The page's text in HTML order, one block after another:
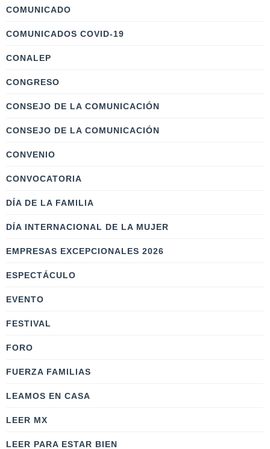
COMUNICADO
COMUNICADOS COVID-19
CONALEP
CONGRESO
CONSEJO DE LA COMUNICACIÓN
CONSEJO DE LA COMUNICACIÓN
CONVENIO
CONVOCATORIA
DÍA DE LA FAMILIA
DÍA INTERNACIONAL DE LA MUJER
EMPRESAS EXCEPCIONALES 2026
ESPECTÁCULO
EVENTO
FESTIVAL
FORO
FUERZA FAMILIAS
LEAMOS EN CASA
LEER MX
LEER PARA ESTAR BIEN